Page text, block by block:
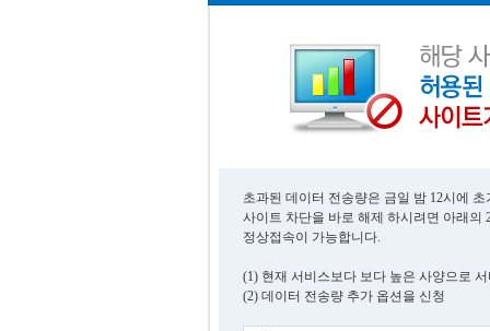
초과된 데이터 전송량은 금일 밤 12시에
사이트 차단을 바로 해제 하시려면 아래의
정상접속이 가능합니다.
(1) 현재 서비스보다 보다 높은 사양으로
(2) 데이터 전송량 추가 옵션을 신청